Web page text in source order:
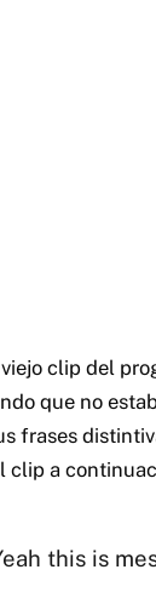
clip del
que no
frases
clip a
this is